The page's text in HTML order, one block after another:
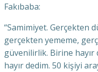
Fakıbaba:
“Samimiyet. Gerçekten
gerçekten yememe,
güvenilirlik. Birine hayır
hayır dedim. 50 kişiyi